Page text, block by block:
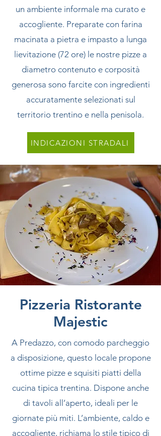
un ambiente informale ma curato e
accogliente. Preparate con farina
macinata a pietra e impasto a lunga
lievitazione (72 ore) le nostre pizze a
diametro contenuto e corposità
generosa sono farcite con ingredienti
accuratamente selezionati sul
territorio trentino e nella penisola.
INDICAZIONI STRADALI
Pizzeria Ristorante
Majestic
A Predazzo, con comodo parcheggio
a disposizione, questo locale propone
ottime pizze e squisiti piatti della
cucina tipica trentina. Dispone anche
di tavoli all’aperto, ideali per le
giornate più miti. L’ambiente, caldo e
accogliente, richiama lo stile tipico di